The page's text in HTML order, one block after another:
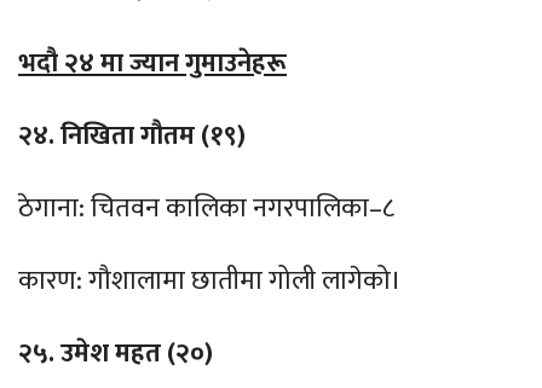
भदौ २४ मा ज्यान गुमाउनेहरू
२४. निखिता गौतम (१९)
ठेगाना: चितवन कालिका नगरपालिका–८
कारण: गौशालामा छातीमा गोली लागेको।
२५. उमेश महत (२०)